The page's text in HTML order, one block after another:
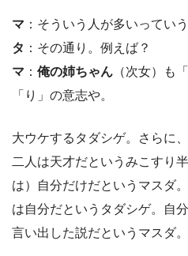
マ ：そういう人が多いってい
タ ：その通り。例えば？
マ ： 俺の姉ちゃん （次女）も
「り」の意志や。
大ウケするタダシゲ。さらに
二人は天才だというみこすり
は）自分だけだというマスダ
は自分だというタダシゲ。自
言い出した説だというマスダ。